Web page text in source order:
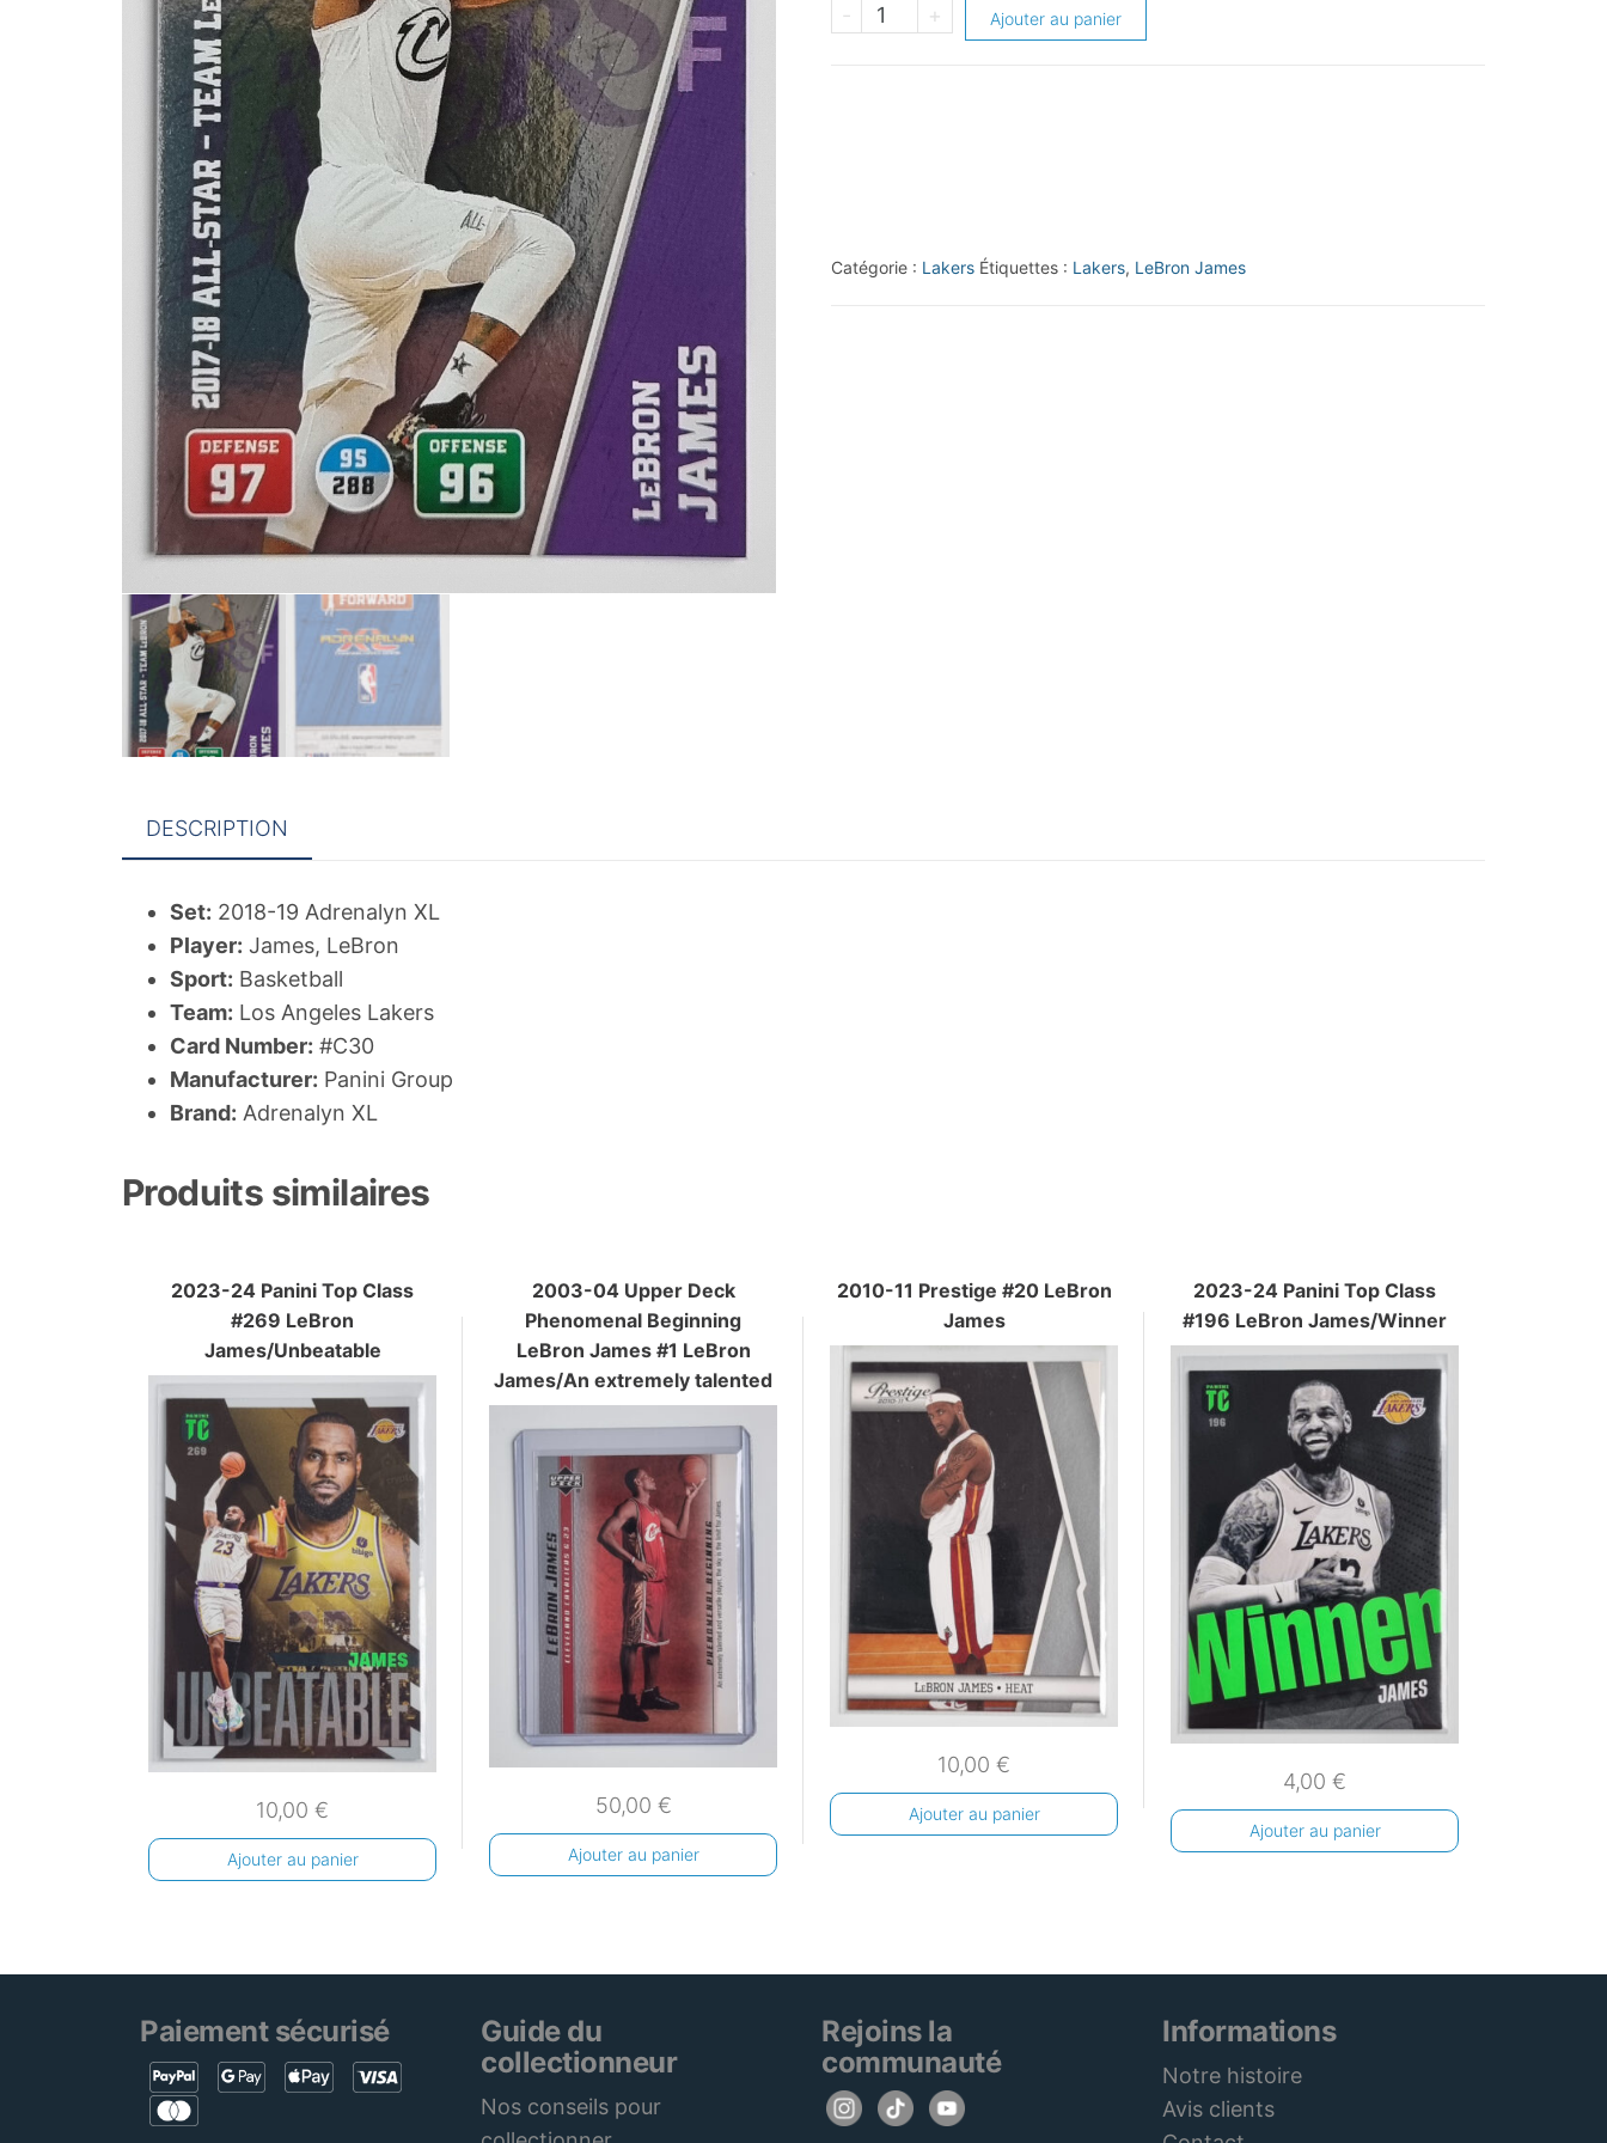
-
quantité
James
+ Ajouter au panier
Catégorie : Lakers Étiquettes : Lakers, LeBron James
DESCRIPTION
Set: 2018-19 Adrenalyn XL
Player: James, LeBron
Sport: Basketball
Team: Los Angeles Lakers
Card Number: #C30
Manufacturer: Panini Group
Brand: Adrenalyn XL
Produits similaires
2023-24 Panini Top Class
#269 LeBron
James/Unbeatable
10,00 €
Ajouter au panier
2003-04 Upper Deck
Phenomenal Beginning
LeBron James #1 LeBron
James/An extremely talented
50,00 €
Ajouter au panier
2010-11 Prestige #20 LeBron
James
10,00 €
Ajouter au panier
2023-24 Panini Top Class
#196 LeBron James/Winner
4,00 €
Ajouter au panier
Paiement sécurisé
Guide du
collectionneur
Nos conseils pour
Rejoins la
communauté
Informations
Notre histoire
Avis clients